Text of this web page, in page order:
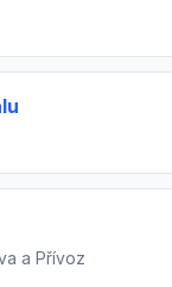
a Přívoz